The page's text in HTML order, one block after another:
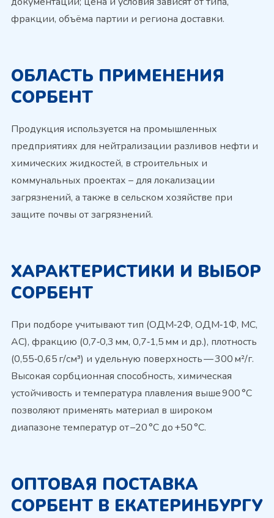
фракции, объёма партии и региона доставки.
ОБЛАСТЬ ПРИМЕНЕНИЯ
СОРБЕНТ
Продукция используется на промышленных
предприятиях для нейтрализации разливов нефти и
химических жидкостей, в строительных и
коммунальных проектах – для локализации
загрязнений, а также в сельском хозяйстве при
защите почвы от загрязнений.
ХАРАКТЕРИСТИКИ И ВЫБОР
СОРБЕНТ
При подборе учитывают тип (ОДМ‑2Ф, ОДМ‑1Ф, МС,
АС), фракцию (0,7‑0,3 мм, 0,7‑1,5 мм и др.), плотность
(0,55‑0,65 г/см³) и удельную поверхность — 300 м²/г.
Высокая сорбционная способность, химическая
устойчивость и температура плавления выше 900 °C
позволяют применять материал в широком
диапазоне температур от –20 °C до +50 °C.
ОПТОВАЯ ПОСТАВКА
СОРБЕНТ В ЕКАТЕРИНБУРГУ